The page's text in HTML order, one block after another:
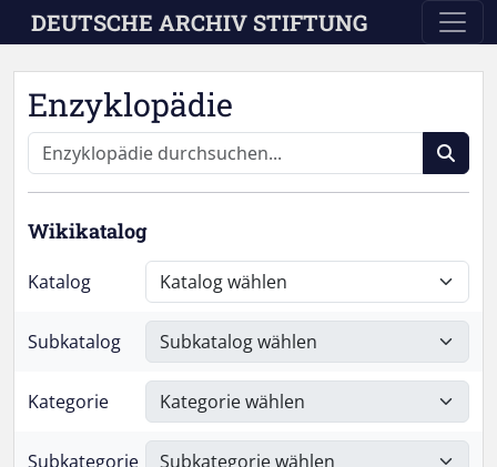
Skip to main content
DEUTSCHE ARCHIV STIFTUNG
Enzyklopädie
Wikikatalog
Katalog
Subkatalog
Kategorie
Subkategorie